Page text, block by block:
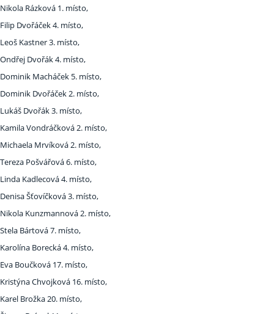
Nikola Rázková 1. místo,
Filip Dvořáček 4. místo,
Leoš Kastner 3. místo,
Ondřej Dvořák 4. místo,
Dominik Macháček 5. místo,
Dominik Dvořáček 2. místo,
Lukáš Dvořák 3. místo,
Kamila Vondráčková 2. místo,
Michaela Mrvíková 2. místo,
Tereza Pošvářová 6. místo,
Linda Kadlecová 4. místo,
Denisa Šťovíčková 3. místo,
Nikola Kunzmannová 2. místo,
Stela Bártová 7. místo,
Karolína Borecká 4. místo,
Eva Boučková 17. místo,
Kristýna Chvojková 16. místo,
Karel Brožka 20. místo,